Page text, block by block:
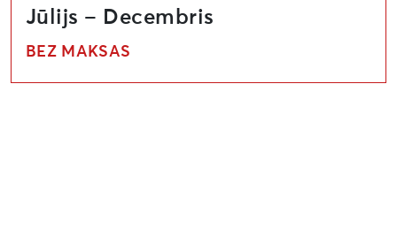
Jūlijs – Decembris
BEZ MAKSAS